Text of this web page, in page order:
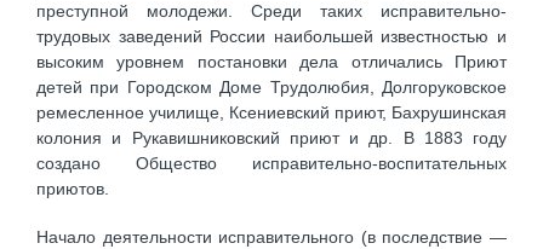
преступной молодежи. Среди таких исправительно-
трудовых заведений России наибольшей известностью и
высоким уровнем постановки дела отличались Приют
детей при Городском Доме Трудолюбия, Долгоруковское
ремесленное училище, Ксениевский приют, Бахрушинская
колония и Рукавишниковский приют и др. В 1883 году
создано Общество исправительно-воспитательных
приютов.
Начало деятельности исправительного (в последствие —